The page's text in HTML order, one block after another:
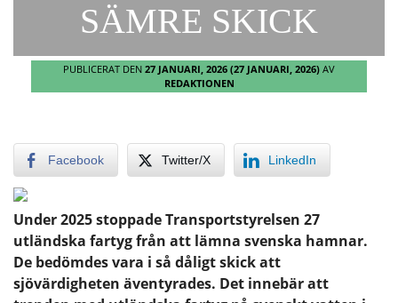
SÄMRE SKICK
PUBLICERAT DEN 27 JANUARI, 2026 (27 JANUARI, 2026) AV
REDAKTIONEN
Facebook Twitter/X LinkedIn
Under 2025 stoppade Transportstyrelsen 27
utländska fartyg från att lämna svenska hamnar.
De bedömdes vara i så dåligt skick att
sjövärdigheten äventyrades. Det innebär att